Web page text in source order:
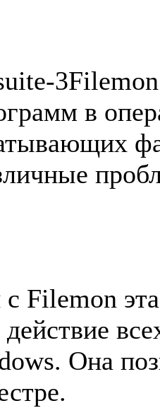
3Filemon
в
Filemon
действие
Она